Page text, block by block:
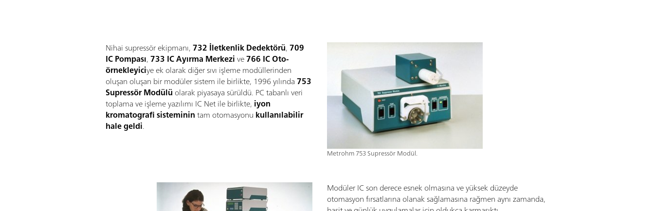
Metrohm 753 Supressör Modül.
Nihai supressör ekipmanı,732 İletkenlik Dedektörü,709
IC Pompası,733 IC Ayırma Merkezive766 IC Oto-
örnekleyiciye ek olarak diğer sıvı işleme modüllerinden
oluşan oluşan bir modüler sistem ile birlikte, 1996 yılında753
Supressör Modülü olarak piyasaya sürüldü. PC tabanlı veri
toplama ve işleme yazılımı IC Net ile birlikte, iyon
kromatografi sisteminintam otomasyonu kullanılabilir
hale geldi.
Modüler IC son derece esnek olmasına ve yüksek düzeyde
otomasyon fırsatlarına olanak sağlamasına rağmen aynı zamanda,